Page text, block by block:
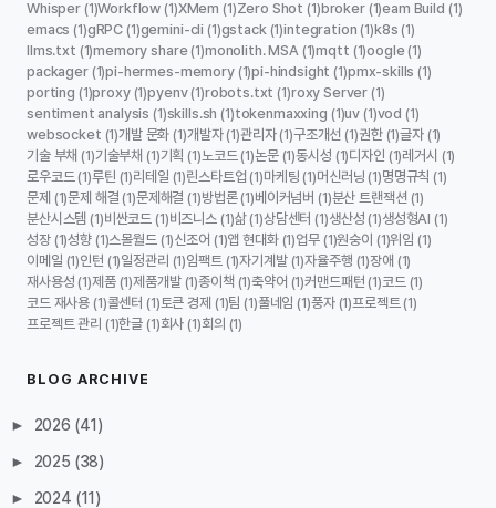
Whisper (1)Workflow (1)XMem (1)Zero Shot (1)broker (1)eam Build (1)
emacs (1)gRPC (1)gemini-cli (1)gstack (1)integration (1)k8s (1)
llms.txt (1)memory share (1)monolith. MSA (1)mqtt (1)oogle (1)
packager (1)pi-hermes-memory (1)pi-hindsight (1)pmx-skills (1)
porting (1)proxy (1)pyenv (1)robots.txt (1)roxy Server (1)
sentiment analysis (1)skills.sh (1)tokenmaxxing (1)uv (1)vod (1)
websocket (1)개발 문화 (1)개발자 (1)관리자 (1)구조개선 (1)권한 (1)글자 (1)
기술 부채 (1)기술부채 (1)기획 (1)노코드 (1)논문 (1)동시성 (1)디자인 (1)레거시 (1)
로우코드 (1)루틴 (1)리테일 (1)린스타트업 (1)마케팅 (1)머신러닝 (1)명명규칙 (1)
문제 (1)문제 해결 (1)문제해결 (1)방법론 (1)베이커넘버 (1)분산 트랜잭션 (1)
분산시스템 (1)비싼코드 (1)비즈니스 (1)삶 (1)상담센터 (1)생산성 (1)생성형AI (1)
성장 (1)성향 (1)스몰월드 (1)신조어 (1)앱 현대화 (1)업무 (1)원숭이 (1)위임 (1)
이메일 (1)인턴 (1)일정관리 (1)임팩트 (1)자기계발 (1)자율주행 (1)장애 (1)
재사용성 (1)제품 (1)제품개발 (1)종이책 (1)축약어 (1)커맨드패턴 (1)코드 (1)
코드 재사용 (1)콜센터 (1)토큰 경제 (1)팀 (1)풀네임 (1)풍자 (1)프로젝트 (1)
프로젝트 관리 (1)한글 (1)회사 (1)회의 (1)
BLOG ARCHIVE
► 2026 (41)
► 2025 (38)
► 2024 (11)